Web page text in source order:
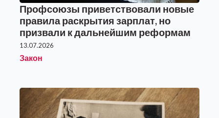
Профсоюзы приветствовали новые
правила раскрытия зарплат, но
призвали к дальнейшим реформам
13.07.2026
Закон